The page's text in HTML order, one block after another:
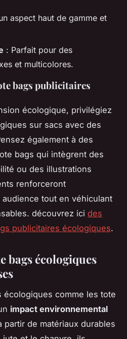
aspect haut de gamme et
: Parfait pour des
et multicolores.
bags publicitaires
écologique, privilégiez
sur sacs avec des
également à des
bags qui intègrent des
ou des illustrations
renforceront
tout en véhiculant
découvrez ici des
publicitaires écologiques.
bags écologiques
écologiques comme les tote
impact environnemental
partir de matériaux durables